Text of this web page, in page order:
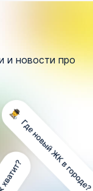
и новости про